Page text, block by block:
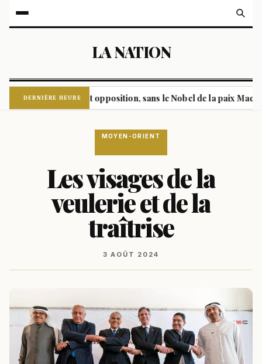
LA NATION
DERNIÈRE HEURE
entre pouvoir et opposition, sans le Nobel de la paix Machado
MOYEN-ORIENT
Les visages de la
veulerie et de la
traîtrise
3 AOÛT 2024